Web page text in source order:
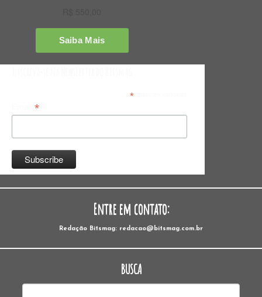
*indicates required
*
Entre em contato:
Redação Bitsmag: redacao@bitsmag.com.br
BUSCA